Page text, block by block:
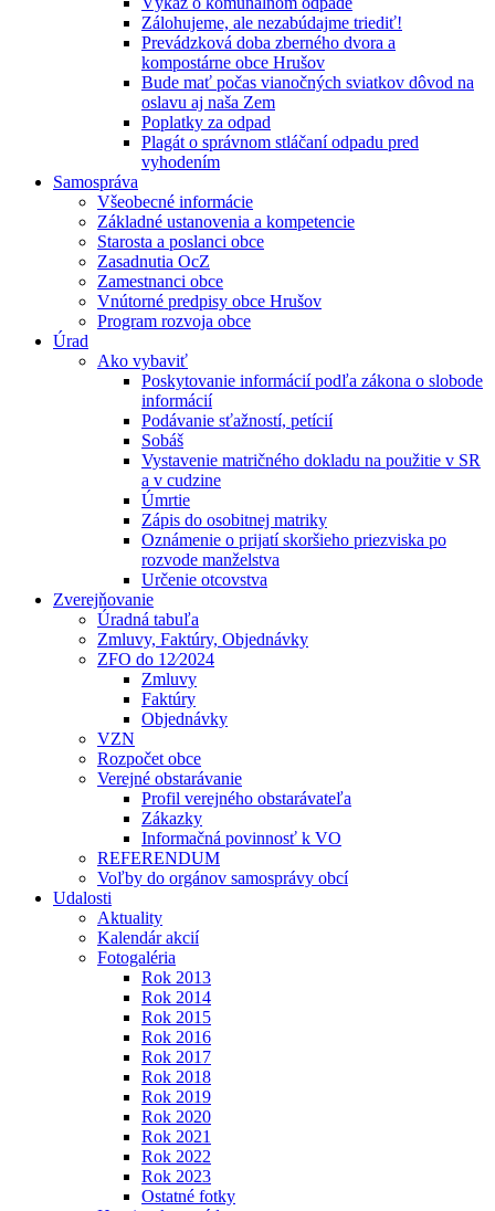
Zálohujeme, ale nezabúdajme triediť!
Prevádzková doba zberného dvora a
kompostárne obce Hrušov
Bude mať počas vianočných sviatkov dôvod na
oslavu aj naša Zem
Poplatky za odpad
Plagát o správnom stláčaní odpadu pred
vyhodením
Samospráva
Všeobecné informácie
Základné ustanovenia a kompetencie
Starosta a poslanci obce
Zasadnutia OcZ
Zamestnanci obce
Vnútorné predpisy obce Hrušov
Program rozvoja obce
Úrad
Ako vybaviť
Poskytovanie informácií podľa zákona o slobode
informácií
Podávanie sťažností, petícií
Sobáš
Vystavenie matričného dokladu na použitie v SR
a v cudzine
Úmrtie
Zápis do osobitnej matriky
Oznámenie o prijatí skoršieho priezviska po
rozvode manželstva
Určenie otcovstva
Zverejňovanie
Úradná tabuľa
Zmluvy, Faktúry, Objednávky
ZFO do 12⁄2024
Zmluvy
Faktúry
Objednávky
VZN
Rozpočet obce
Verejné obstarávanie
Profil verejného obstarávateľa
Zákazky
Informačná povinnosť k VO
REFERENDUM
Voľby do orgánov samosprávy obcí
Udalosti
Aktuality
Kalendár akcií
Fotogaléria
Rok 2013
Rok 2014
Rok 2015
Rok 2016
Rok 2017
Rok 2018
Rok 2019
Rok 2020
Rok 2021
Rok 2022
Rok 2023
Ostatné fotky